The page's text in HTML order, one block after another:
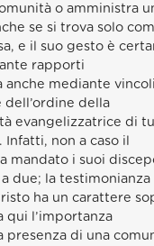
o amministra
se si trova solo
e il suo gesto è
rapporti
anche mediante
della
evangelizzatrice di
Infatti, non a caso il
mandato i suoi
due; la testimonianza
ha un carattere
qui l’importanza
presenza di una